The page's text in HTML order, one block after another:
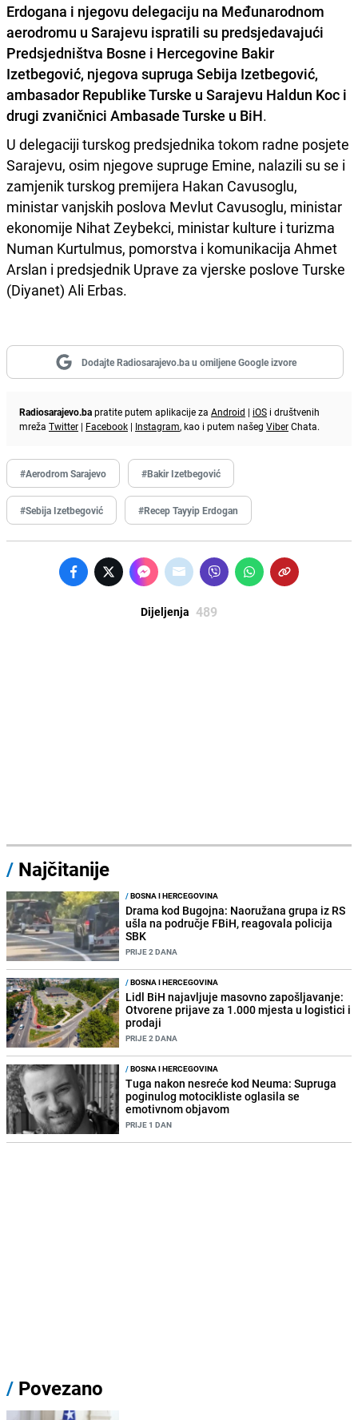
Erdogana i njegovu delegaciju na Međunarodnom
aerodromu u Sarajevu ispratili su predsjedavajući
Predsjedništva Bosne i Hercegovine Bakir
Izetbegović, njegova supruga Sebija Izetbegović,
ambasador Republike Turske u Sarajevu Haldun Koc i
drugi zvaničnici Ambasade Turske u BiH.
U delegaciji turskog predsjednika tokom radne posjete
Sarajevu, osim njegove supruge Emine, nalazili su se i
zamjenik turskog premijera Hakan Cavusoglu,
ministar vanjskih poslova Mevlut Cavusoglu, ministar
ekonomije Nihat Zeybekci, ministar kulture i turizma
Numan Kurtulmus, pomorstva i komunikacija Ahmet
Arslan i predsjednik Uprave za vjerske poslove Turske
(Diyanet) Ali Erbas.
Dodajte Radiosarajevo.ba u omiljene Google izvore
Radiosarajevo.bapratite putem aplikacije za Android | iOS i društvenih
mreža Twitter | Facebook | Instagram, kao i putem našeg ViberChata.
#Aerodrom Sarajevo #Bakir Izetbegović
#Sebija Izetbegović #Recep Tayyip Erdogan
Dijeljenja 489
/ Najčitanije
/BOSNA I HERCEGOVINA
Drama kod Bugojna: Naoružana grupa iz RS
ušla na područje FBiH, reagovala policija
SBK
PRIJE 2 DANA
/BOSNA I HERCEGOVINA
Lidl BiH najavljuje masovno zapošljavanje:
Otvorene prijave za 1.000 mjesta u logistici i
prodaji
PRIJE 2 DANA
/BOSNA I HERCEGOVINA
Tuga nakon nesreće kod Neuma: Supruga
poginulog motocikliste oglasila se
emotivnom objavom
PRIJE 1 DAN
/ Povezano